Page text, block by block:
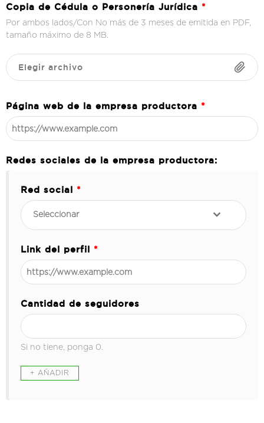
Copia de Cédula o Personería Jurídica *
Por ambos lados/Con No más de 3 meses de emitida en PDF,
tamaño máximo de 8 MB.
Elegir archivo
Página web de la empresa productora *
Redes sociales de la empresa productora:
Red social *
Seleccionar
Link del perfil *
Cantidad de seguidores
Si no tiene, ponga 0.